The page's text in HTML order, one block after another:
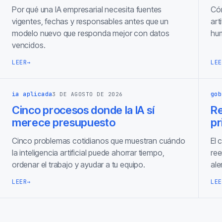
Por qué una IA empresarial necesita fuentes
vigentes, fechas y responsables antes que un
modelo nuevo que responda mejor con datos
vencidos.
LEER→
ia aplicada3 DE AGOSTO DE 2026
Cinco procesos donde la IA sí
merece presupuesto
Cinco problemas cotidianos que muestran cuándo
la inteligencia artificial puede ahorrar tiempo,
ordenar el trabajo y ayudar a tu equipo.
LEER→
El